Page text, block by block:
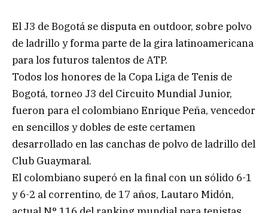
El J3 de Bogotá se disputa en outdoor, sobre polvo
de ladrillo y forma parte de la gira latinoamericana
para los futuros talentos de ATP.
Todos los honores de la Copa Liga de Tenis de
Bogotá, torneo J3 del Circuito Mundial Junior,
fueron para el colombiano Enrique Peña, vencedor
en sencillos y dobles de este certamen
desarrollado en las canchas de polvo de ladrillo del
Club Guaymaral.
El colombiano superó en la final con un sólido 6-1
y 6-2 al correntino, de 17 años, Lautaro Midón,